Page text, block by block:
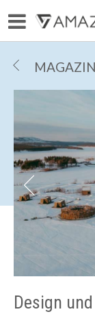
R MAGAZIN
R
Design